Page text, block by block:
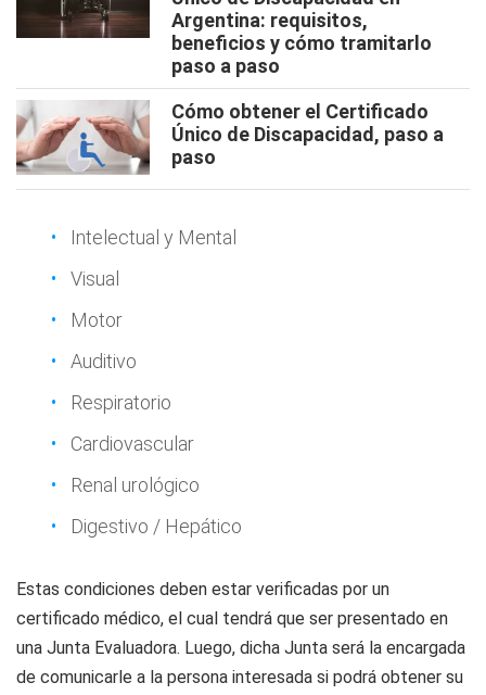
Argentina: requisitos,
beneficios y cómo tramitarlo
paso a paso
Cómo obtener el Certificado
Único de Discapacidad, paso a
paso
Intelectual y Mental
Visual
Motor
Auditivo
Respiratorio
Cardiovascular
Renal urológico
Digestivo / Hepático
Estas condiciones deben estar verificadas por un
certificado médico, el cual tendrá que ser presentado en
una Junta Evaluadora. Luego, dicha Junta será la encargada
de comunicarle a la persona interesada si podrá obtener su